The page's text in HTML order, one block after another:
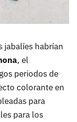
jabalíes habrían
, el
periodos de
colorante en
para
para los